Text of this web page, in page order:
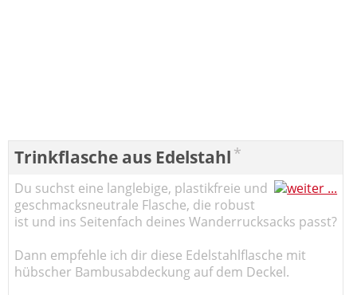
Trinkflasche aus Edelstahl *
Du suchst eine langlebige, plastikfreie und
geschmacksneutrale Flasche, die robust
ist und ins Seitenfach deines Wanderrucksacks passt?
Dann empfehle ich dir diese Edelstahlflasche mit
hübscher Bambusabdeckung auf dem Deckel.